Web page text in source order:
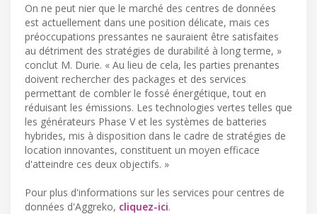
On ne peut nier que le marché des centres de données
est actuellement dans une position délicate, mais ces
préoccupations pressantes ne sauraient être satisfaites
au détriment des stratégies de durabilité à long terme, »
conclut M. Durie. « Au lieu de cela, les parties prenantes
doivent rechercher des packages et des services
permettant de combler le fossé énergétique, tout en
réduisant les émissions. Les technologies vertes telles que
les générateurs Phase V et les systèmes de batteries
hybrides, mis à disposition dans le cadre de stratégies de
location innovantes, constituent un moyen efficace
d'atteindre ces deux objectifs. »
Pour plus d'informations sur les services pour centres de
données d'Aggreko, cliquez-ici.